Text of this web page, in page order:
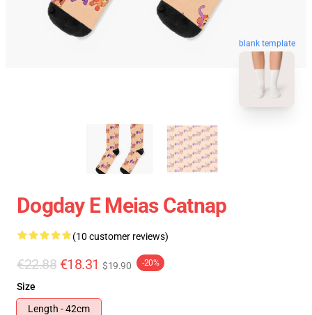
blank template
Dogday E Meias Catnap
(10 customer reviews)
€22.88 €18.31 $19.90 -20%
Size
Length - 42cm